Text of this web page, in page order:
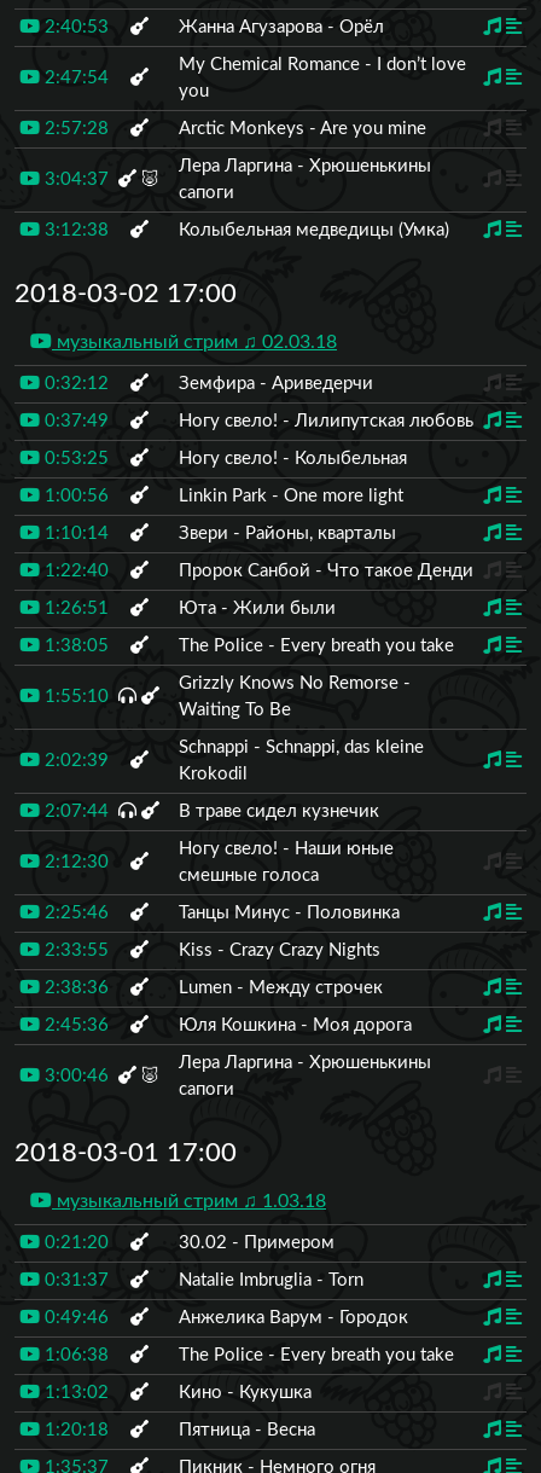
2:40:53 Жанна Агузарова - Орёл
2:47:54
My Chemical Romance - I don’t love
you
2:57:28 Arctic Monkeys - Are you mine
3:04:37 🐷
Лера Ларгина - Хрюшенькины
сапоги
3:12:38 Колыбельная медведицы (Умка)
2018-03-02 17:00
музыкальный стрим ♫ 02.03.18
0:32:12 Земфира - Ариведерчи
0:37:49 Ногу свело! - Лилипутская любовь
0:53:25 Ногу свело! - Колыбельная
1:00:56 Linkin Park - One more light
1:10:14 Звери - Районы, кварталы
1:22:40 Пророк Санбой - Что такое Денди
1:26:51 Юта - Жили были
1:38:05 The Police - Every breath you take
1:55:10
Grizzly Knows No Remorse -
Waiting To Be
2:02:39
Schnappi - Schnappi, das kleine
Krokodil
2:07:44 В траве сидел кузнечик
2:12:30
Ногу свело! - Наши юные
смешные голоса
2:25:46 Танцы Минус - Половинка
2:33:55 Kiss - Crazy Crazy Nights
2:38:36 Lumen - Между строчек
2:45:36 Юля Кошкина - Моя дорога
3:00:46 🐷
Лера Ларгина - Хрюшенькины
сапоги
2018-03-01 17:00
музыкальный стрим ♫ 1.03.18
0:21:20 30.02 - Примером
0:31:37 Natalie Imbruglia - Torn
0:49:46 Анжелика Варум - Городок
1:06:38 The Police - Every breath you take
1:13:02 Кино - Кукушка
1:20:18 Пятница - Весна
1:35:37 Пикник - Немного огня